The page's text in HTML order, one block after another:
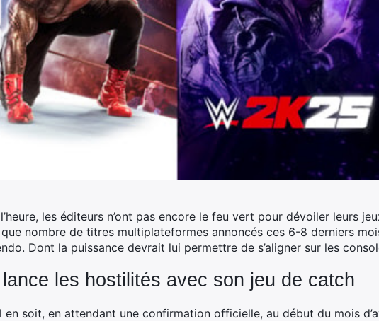
les éditeurs n’ont pas encore le feu vert pour dévoiler leurs
nombre de titres multiplateformes annoncés ces 6-8 derniers
Dont la puissance devrait lui permettre de s’aligner sur les
les hostilités avec son jeu de catch
en soit, en attendant une confirmation officielle, au début du mois